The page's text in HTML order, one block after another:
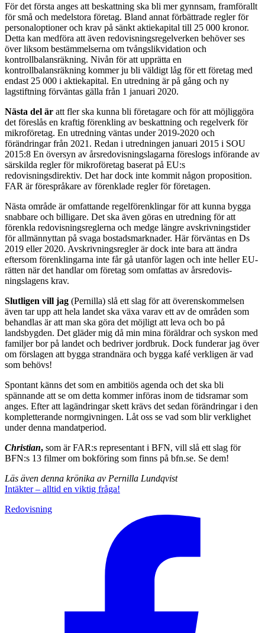
För det första anges att beskattning ska bli mer gynnsam, framförallt
för små och medelstora företag. Bland annat förbättrade regler för
personaloptioner och krav på sänkt aktiekapital till 25 000 kronor.
Detta kan medföra att även redovisningsregel­verken behöver ses
över liksom bestämmelserna om tvångslikvidation och
kontrollbalansräkning. Nivån för att upprätta en
kontrollbalansräkning kommer ju bli väldigt låg för ett företag med
endast 25 000 i aktie­kapital. En utredning är på gång och ny
lagstiftning förväntas gälla från 1 januari 2020.
Nästa del är att fler ska kunna bli företagare och för att möjliggöra
det föreslås en kraftig förenkling av beskattning och regelverk för
mikroföretag. En utred­ning väntas under 2019-2020 och
förändringar från 2021. Redan i utredningen januari 2015 i SOU
2015:8 En översyn av årsredovisningslagarna föreslogs infö­rande av
särskilda regler för mikroföretag baserat på EU:s
redovisningsdirektiv. Det har dock inte kommit någon proposition.
FAR är förespråkare av förenklade regler för företagen.
Nästa område är omfattande regelförenklingar för att kunna bygga
snabbare och billigare. Det ska även göras en utredning för att
förenkla redovis­ningsreglerna och medge längre avskrivningstider
för allmännyttan på svaga bostadsmarknader. Här förväntas en Ds
2019 eller 2020. Avskrivningsregler är dock inte bara att ändra
eftersom förenklingarna inte får gå utanför lagen och inte heller EU-
rätten när det handlar om företag som omfattas av årsredovis­
ningslagens krav.
Slutligen vill jag (Pernilla) slå ett slag för att över­enskommelsen
även tar upp att hela landet ska växa varav ett av de områden som
behandlas är att man ska göra det möjligt att leva och bo på
landsbygden. Det gläder mig då min mina föräldrar och syskon med
familjer bor på landet och bedriver jordbruk. Dock funderar jag över
om förslagen att bygga strandnära och bygga kafé verkligen är vad
som behövs!
Spontant känns det som en ambitiös agenda och det ska bli
spännande att se om detta kommer införas inom de tidsramar som
anges. Efter att lagändringar skett krävs det sedan förändringar i den
komplette­rande normgivningen. Låt oss se vad som blir verklig­het
under denna mandatperiod.
Christian, som är FAR:s representant i BFN, vill slå ett slag för
BFN:s 13 filmer om bokföring som finns på bfn.se. Se dem!
Läs även denna krönika av Pernilla Lundqvist
Intäkter – alltid en viktig fråga!
Redovisning